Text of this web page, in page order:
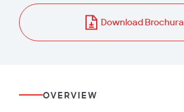
Download Brochura
OVERVIEW